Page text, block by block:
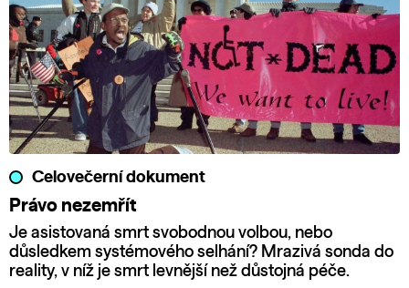
Celovečerní dokument
Právo nezemřít
Je asistovaná smrt svobodnou volbou, nebo
důsledkem systémového selhání? Mrazivá sonda do
reality, v níž je smrt levnější než důstojná péče.